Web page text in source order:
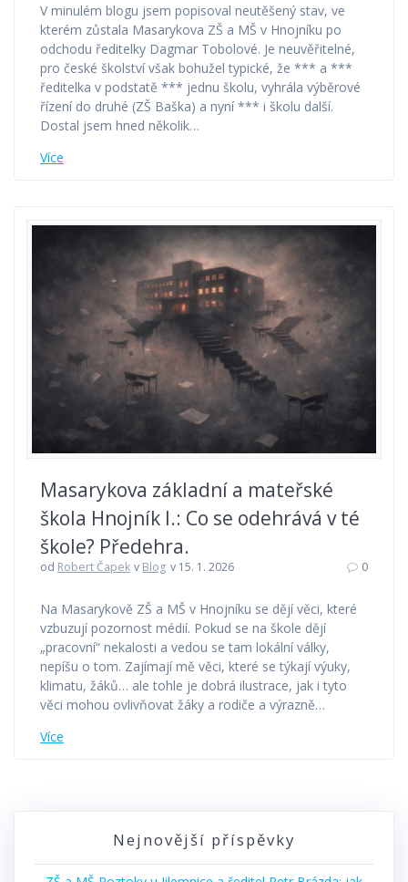
V minulém blogu jsem popisoval neutěšený stav, ve
kterém zůstala Masarykova ZŠ a MŠ v Hnojníku po
odchodu ředitelky Dagmar Tobolové. Je neuvěřitelné,
pro české školství však bohužel typické, že *** a ***
ředitelka v podstatě *** jednu školu, vyhrála výběrové
řízení do druhé (ZŠ Baška) a nyní *** i školu další.
Dostal jsem hned několik…
Více
Masarykova základní a mateřské
škola Hnojník I.: Co se odehrává v té
škole? Předehra.
od Robert Čapek v Blog v 15. 1. 2026 0
Na Masarykově ZŠ a MŠ v Hnojníku se dějí věci, které
vzbuzují pozornost médií. Pokud se na škole dějí
„pracovní“ nekalosti a vedou se tam lokální války,
nepíšu o tom. Zajímají mě věci, které se týkají výuky,
klimatu, žáků… ale tohle je dobrá ilustrace, jak i tyto
věci mohou ovlivňovat žáky a rodiče a výrazně…
Více
Nejnovější příspěvky